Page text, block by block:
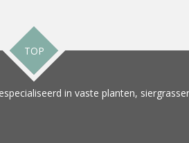
TOP
in vaste planten,